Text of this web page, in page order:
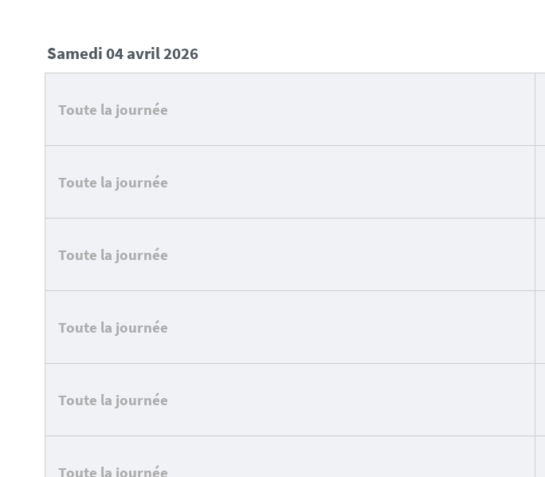
samedi 04 avril 2026
Toute la journée
Toute la journée
Toute la journée
Toute la journée
Toute la journée
Toute la journée